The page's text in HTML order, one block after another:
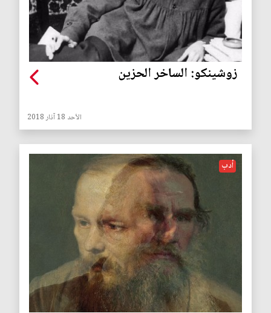
زوشينكو: الساخر الحزين
الأحد 18 آذار 2018
أدب